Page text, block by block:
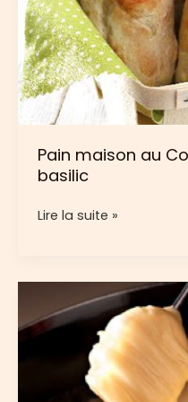
Pain maison au
basilic
Pain
courgette
et
basilic
Lire la suite »